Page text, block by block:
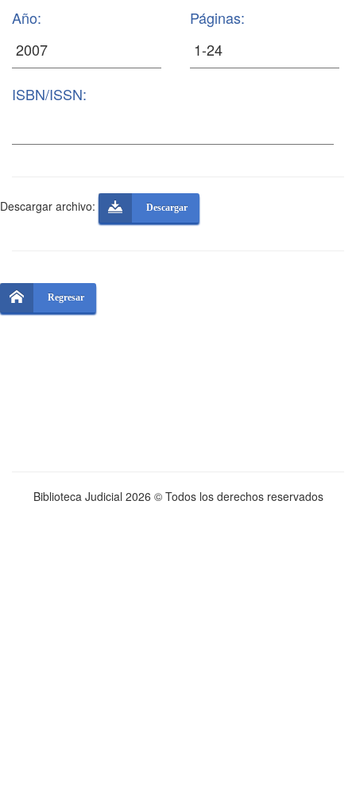
Año: Páginas:
ISBN/ISSN:
Descargar archivo: Descargar
Regresar
Biblioteca Judicial 2026 © Todos los derechos reservados